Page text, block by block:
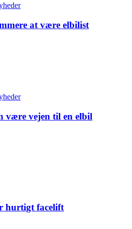
at være elbilist
være vejen til en elbil
hurtigt facelift